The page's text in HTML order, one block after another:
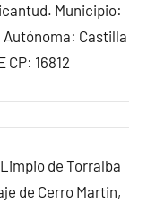
Municipio:
Castilla
CP: 16812
de Torralba
de Cerro Martin,